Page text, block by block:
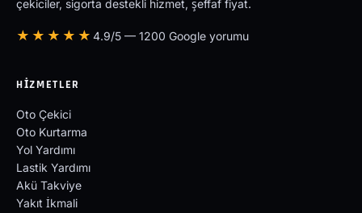
çekiciler, sigorta destekli hizmet, şeffaf fiyat.
★★★★★ 4.9/5 — 1200 Google yorumu
HIZMETLER
Oto Çekici
Oto Kurtarma
Yol Yardımı
Lastik Yardımı
Akü Takviye
Yakıt İkmali